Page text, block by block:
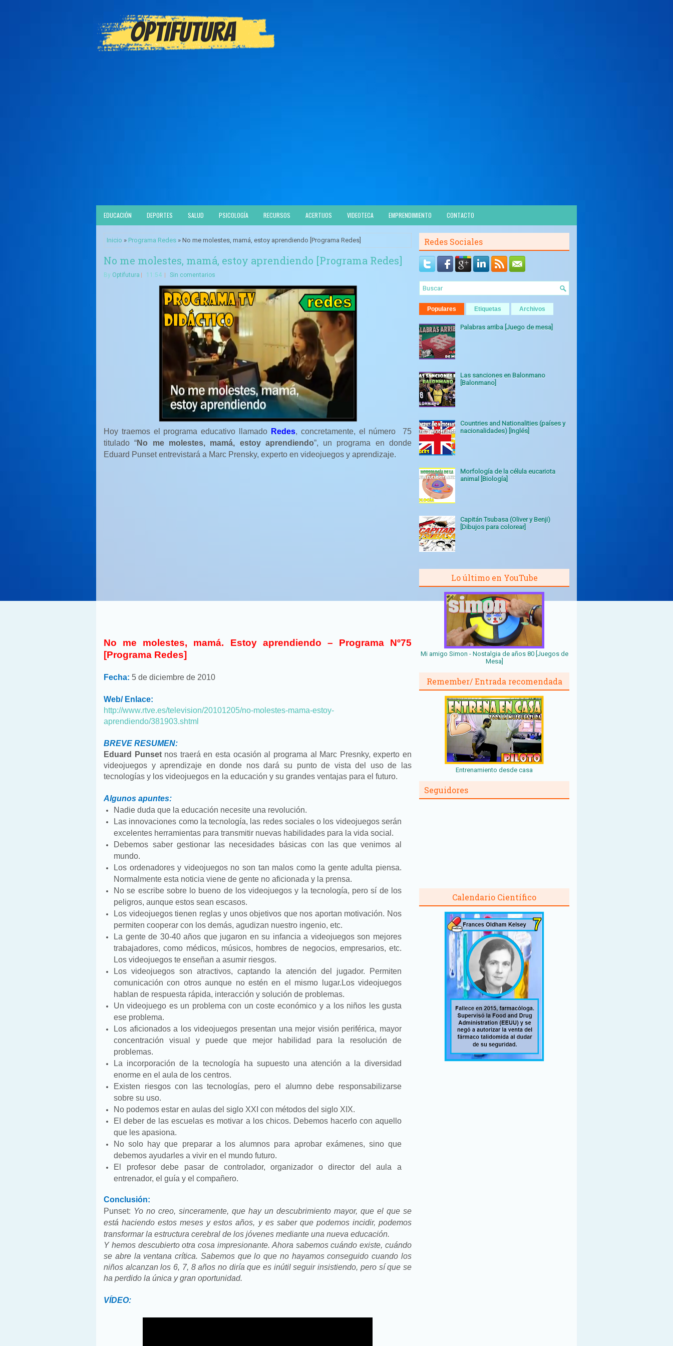
EDUCACIÓN DEPORTES SALUD PSICOLOGÍA RECURSOS ACERTIJOS VIDEOTECA EMPRENDIMIENTO CONTACTO
Inicio » Programa Redes » No me molestes, mamá, estoy aprendiendo [Programa Redes]
No me molestes, mamá, estoy aprendiendo [Programa Redes]
By Optifutura 11:54 Sin comentarios
Hoy traemos el programa educativo llamado Redes, concretamente, el número75
titulado “No me molestes, mamá, estoy aprendiendo”, un programa en donde
Eduard Punset entrevistará a Marc Prensky, experto en videojuegos y aprendizaje.
No me molestes, mamá. Estoy aprendiendo – Programa Nº75
[Programa Redes]
Fecha: 5 de diciembre de 2010
Web/ Enlace:
http://www.rtve.es/television/20101205/no-molestes-mama-estoy-
aprendiendo/381903.shtml
BREVE RESUMEN:
Eduard Punsetnos traerá en esta ocasión al programa al Marc Presnky, experto en
videojuegos y aprendizaje en donde nos dará su punto de vista del uso de las
tecnologías y los videojuegos en la educación y su grandes ventajas para el futuro.
Algunos apuntes:
Nadie duda que la educación necesite una revolución.
Las innovaciones como la tecnología, las redes sociales o los videojuegos serán
excelentes herramientas para transmitir nuevas habilidades para la vida social.
Debemos saber gestionar las necesidades básicas con las que venimos al
mundo.
Los ordenadores y videojuegos no son tan malos como la gente adulta piensa.
Normalmente esta noticia viene de gente no aficionada y la prensa.
No se escribe sobre lo bueno de los videojuegos y la tecnología, pero sí de los
peligros, aunque estos sean escasos.
Los videojuegos tienen reglas y unos objetivos que nos aportan motivación. Nos
permiten cooperar con los demás, agudizan nuestro ingenio, etc.
La gente de 30-40 años que jugaron en su infancia a videojuegos son mejores
trabajadores, como médicos, músicos, hombres de negocios, empresarios, etc.
Los videojuegos te enseñan a asumir riesgos.
Los videojuegos son atractivos, captando la atención del jugador. Permiten
comunicación con otros aunque no estén en el mismo lugar. Los videojuegos
hablan de respuesta rápida, interacción y solución de problemas.
Un videojuego es un problema con un coste económico y a los niños les gusta
ese problema.
Los aficionados a los videojuegos presentan una mejor visión periférica, mayor
concentración visual y puede que mejor habilidad para la resolución de
problemas.
La incorporación de la tecnología ha supuesto una atención a la diversidad
enorme en el aula de los centros.
Existen riesgos con las tecnologías, pero el alumno debe responsabilizarse
sobre su uso.
No podemos estar en aulas del siglo XXI con métodos del siglo XIX.
El deber de las escuelas es motivar a los chicos. Debemos hacerlo con aquello
que les apasiona.
No solo hay que preparar a los alumnos para aprobar exámenes, sino que
debemos ayudarles a vivir en el mundo futuro.
El profesor debe pasar de controlador, organizador o director del aula a
entrenador, el guía y el compañero.
Conclusión:
Punset: Yo no creo, sinceramente, que hay un descubrimiento mayor, que el que se
está haciendo estos meses y estos años, y es saber que podemos incidir, podemos
transformar la estructura cerebral de los jóvenes mediante una nueva educación.
Y hemos descubierto otra cosa impresionante. Ahora sabemos cuándo existe, cuándo
se abre la ventana crítica. Sabemos que lo que no hayamos conseguido cuando los
niños alcanzan los 6, 7, 8 años no diría que es inútil seguir insistiendo, pero sí que se
ha perdido la única y gran oportunidad.
VÍDEO:
Redes Sociales
Populares Etiquetas Archivos
Palabras arriba [Juego de mesa]
Las sanciones en Balonmano
[Balonmano]
Countries and Nationalities (países y
nacionalidades) [Inglés]
Morfología de la célula eucariota
animal [Biología]
Capitán Tsubasa (Oliver y Benji)
[Dibujos para colorear]
Lo último en YouTube
Mi amigo Simon - Nostalgia de años 80 [Juegos de
Mesa]
Remember/ Entrada recomendada
Entrenamiento desde casa
Seguidores
Calendario Científico